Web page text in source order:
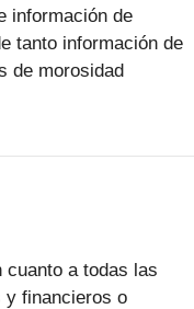
información de
tanto información de
de morosidad
a todas las
financieros o